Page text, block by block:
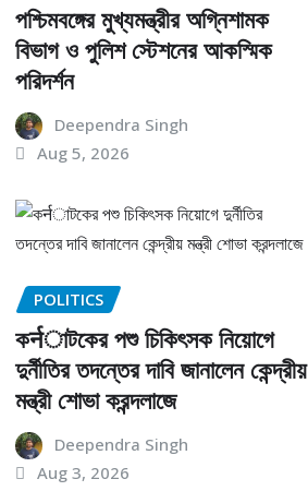
পশ্চিমবঙ্গের মুখ্যমন্ত্রীর অগ্নিশামক
বিভাগ ও পুলিশ স্টেশনের আকস্মিক
পরিদর্শন
Deependra Singh
Aug 5, 2026
POLITICS
কर्नাটকের পশু চিকিৎসক নিয়োগে
দুর্নীতির তদন্তের দাবি জানালেন কেন্দ্রীয়
মন্ত্রী শোভা করন্দলাজে
Deependra Singh
Aug 3, 2026